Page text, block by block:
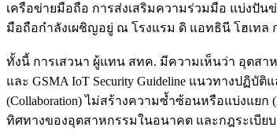
เครือข่ายมือถือ การส่งเสริมความร่วมมือ แบ่งปั
มือถือกำลังเผชิญอยู่ ณ โรงแรม ดิ แอทธินี โฮเทล
ทั้งนี้ การเสวนา ผู้แทน สทค. มีความเห็นว่า อุตสา
และ GSMA IoT Security Guideline แนวทางปฏิ
(Collaboration) ไม่สร้างความซ้ำซ้อนหรือแบ่งแยก
ทิศทางของอุตสาหกรรมในอนาคต และกฎระเบี